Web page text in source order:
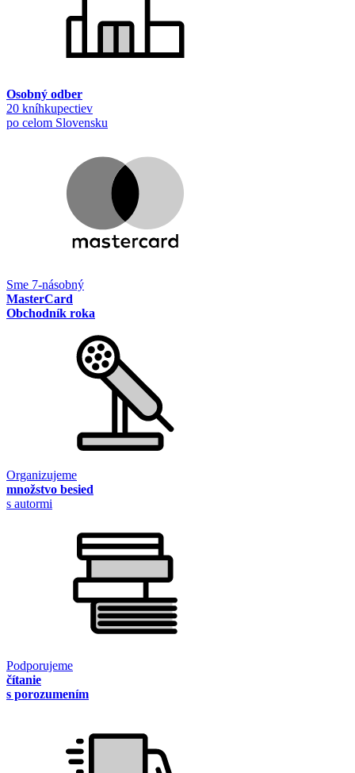
Osobný odber
20 kníhkupectiev
po celom Slovensku
Sme 7-násobný
MasterCard
Obchodník roka
Organizujeme
množstvo besied
s autormi
Podporujeme
čítanie
s porozumením